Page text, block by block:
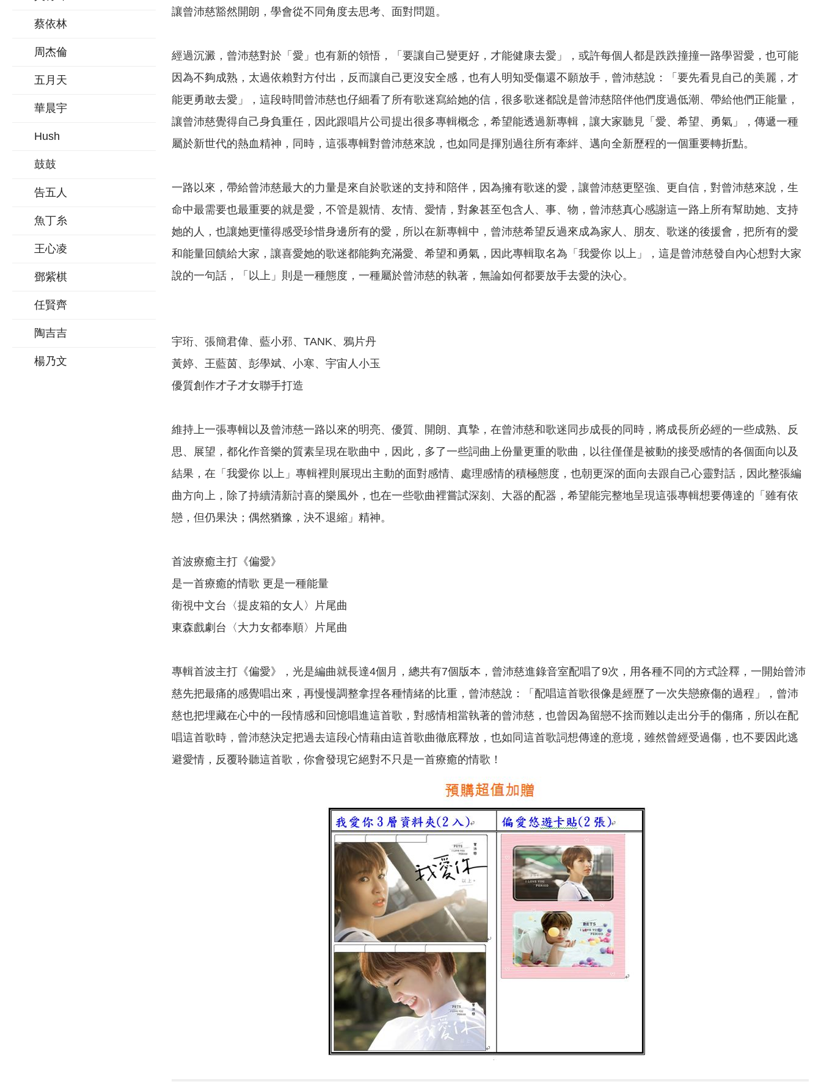
蔡依林
周杰倫
五月天
華晨宇
Hush
鼓鼓
告五人
魚丁糸
王心凌
鄧紫棋
任賢齊
陶吉吉
楊乃文
讓曾沛慈豁然開朗，學會從不同角度去思考、面對問題。
經過沉澱，曾沛慈對於「愛」也有新的領悟，「要讓自己變更好，才能健康去愛」，或許每個人都是跌跌撞撞一路學習愛，也可能
因為不夠成熟，太過依賴對方付出，反而讓自己更沒安全感，也有人明知受傷還不願放手，曾沛慈說：「要先看見自己的美麗，才
能更勇敢去愛」，這段時間曾沛慈也仔細看了所有歌迷寫給她的信，很多歌迷都說是曾沛慈陪伴他們度過低潮、帶給他們正能量，
讓曾沛慈覺得自己身負重任，因此跟唱片公司提出很多專輯概念，希望能透過新專輯，讓大家聽見「愛、希望、勇氣」，傳遞一種
屬於新世代的熱血精神，同時，這張專輯對曾沛慈來說，也如同是揮別過往所有牽絆、邁向全新歷程的一個重要轉折點。
一路以來，帶給曾沛慈最大的力量是來自於歌迷的支持和陪伴，因為擁有歌迷的愛，讓曾沛慈更堅強、更自信，對曾沛慈來說，生
命中最需要也最重要的就是愛，不管是親情、友情、愛情，對象甚至包含人、事、物，曾沛慈真心感謝這一路上所有幫助她、支持
她的人，也讓她更懂得感受珍惜身邊所有的愛，所以在新專輯中，曾沛慈希望反過來成為家人、朋友、歌迷的後援會，把所有的愛
和能量回饋給大家，讓喜愛她的歌迷都能夠充滿愛、希望和勇氣，因此專輯取名為「我愛你 以上」，這是曾沛慈發自內心想對大家
說的一句話，「以上」則是一種態度，一種屬於曾沛慈的執著，無論如何都要放手去愛的決心。
宇珩、張簡君偉、藍小邪、TANK、鴉片丹
黃婷、王藍茵、彭學斌、小寒、宇宙人小玉
優質創作才子才女聯手打造
維持上一張專輯以及曾沛慈一路以來的明亮、優質、開朗、真摯，在曾沛慈和歌迷同步成長的同時，將成長所必經的一些成熟、反
思、展望，都化作音樂的質素呈現在歌曲中，因此，多了一些詞曲上份量更重的歌曲，以往僅僅是被動的接受感情的各個面向以及
結果，在「我愛你 以上」專輯裡則展現出主動的面對感情、處理感情的積極態度，也朝更深的面向去跟自己心靈對話，因此整張編
曲方向上，除了持續清新討喜的樂風外，也在一些歌曲裡嘗試深刻、大器的配器，希望能完整地呈現這張專輯想要傳達的「雖有依
戀，但仍果決；偶然猶豫，決不退縮」精神。
首波療癒主打《偏愛》
是一首療癒的情歌 更是一種能量
衛視中文台〈提皮箱的女人〉片尾曲
東森戲劇台〈大力女都奉順〉片尾曲
專輯首波主打《偏愛》，光是編曲就長達4個月，總共有7個版本，曾沛慈進錄音室配唱了9次，用各種不同的方式詮釋，一開始曾沛
慈先把最痛的感覺唱出來，再慢慢調整拿捏各種情緒的比重，曾沛慈說：「配唱這首歌很像是經歷了一次失戀療傷的過程」，曾沛
慈也把埋藏在心中的一段情感和回憶唱進這首歌，對感情相當執著的曾沛慈，也曾因為留戀不捨而難以走出分手的傷痛，所以在配
唱這首歌時，曾沛慈決定把過去這段心情藉由這首歌曲徹底釋放，也如同這首歌詞想傳達的意境，雖然曾經受過傷，也不要因此逃
避愛情，反覆聆聽這首歌，你會發現它絕對不只是一首療癒的情歌！